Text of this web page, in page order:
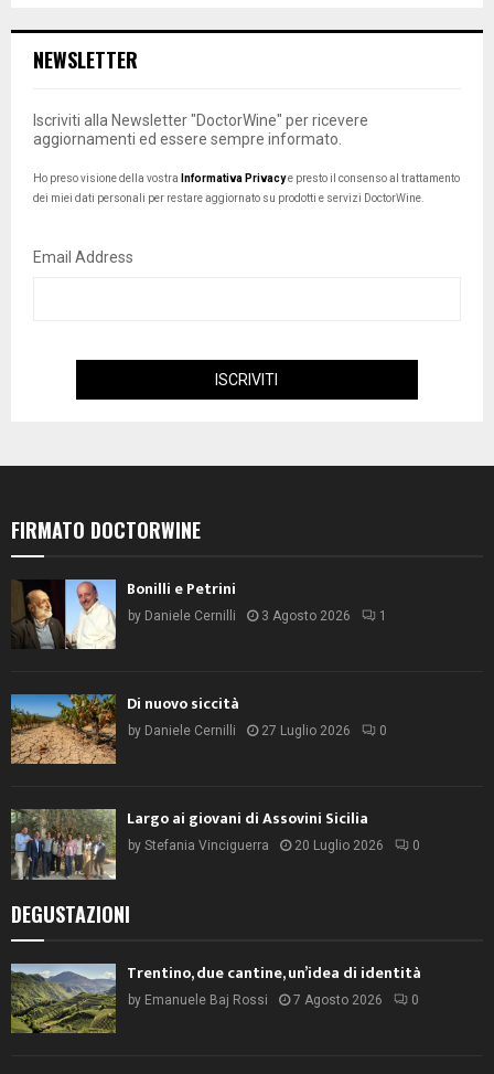
NEWSLETTER
Iscriviti alla Newsletter "DoctorWine" per ricevere
aggiornamenti ed essere sempre informato.
Ho preso visione della vostra Informativa Privacye presto il consenso al trattamento
dei miei dati personali per restare aggiornato su prodotti e servizi DoctorWine.
Email Address
FIRMATO DOCTORWINE
Bonilli e Petrini
by Daniele Cernilli 3 Agosto 2026 1
Di nuovo siccità
by Daniele Cernilli 27 Luglio 2026 0
Largo ai giovani di Assovini Sicilia
by Stefania Vinciguerra 20 Luglio 2026 0
DEGUSTAZIONI
Trentino, due cantine, un’idea di identità
by Emanuele Baj Rossi 7 Agosto 2026 0